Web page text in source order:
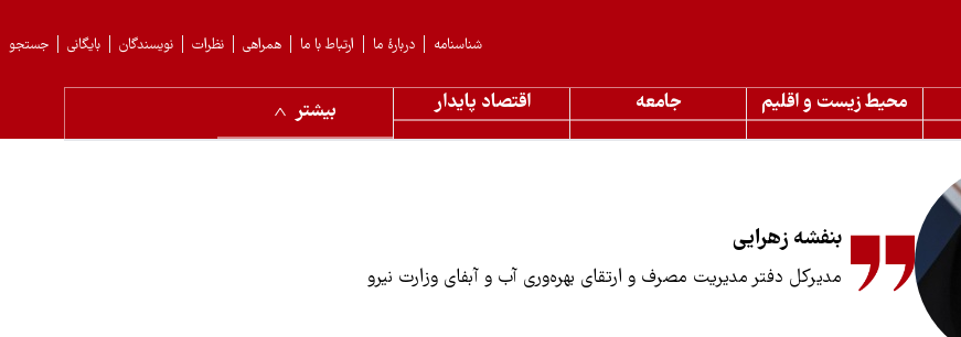
جستجو بایگانی نویسندگان نظرات همراهی ارتباط با ما دربارهٔ ما شناسنامه
محیط زیست و اقلیم جامعه اقتصاد پایدار بیشتر
بنفشه زهرایی
مدیر‌کل دفتر مدیریت مصرف و ارتقای بهره‌وری آب و آبفای وزارت نیرو